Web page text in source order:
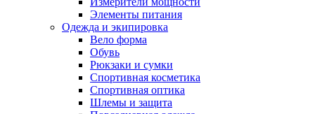
Элементы питания
Одежда и экипировка
Вело форма
Обувь
Рюкзаки и сумки
Спортивная косметика
Спортивная оптика
Шлемы и защита